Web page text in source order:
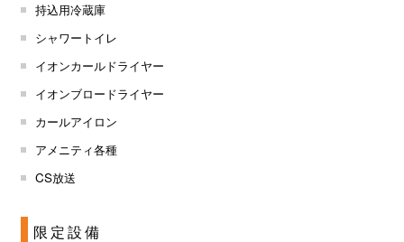
持込用冷蔵庫
シャワートイレ
イオンカールドライヤー
イオンブロードライヤー
カールアイロン
アメニティ各種
CS放送
限定設備